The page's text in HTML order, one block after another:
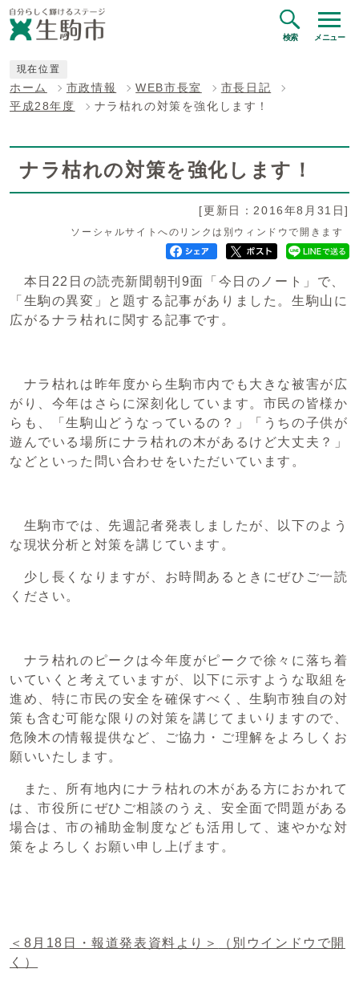
検索 メニュー
現在位置
ホーム 市政情報 WEB市長室
市長日記
平成28年度
ナラ枯れの対策を強化します！
ナラ枯れの対策を強化します！
[更新日：2016年8月31日]
ソーシャルサイトへのリンクは別ウィンドウで開きます
本日22日の読売新聞朝刊9面「今日のノート」で、
「生駒の異変」と題する記事がありました。生駒山に
広がるナラ枯れに関する記事です。
ナラ枯れは昨年度から生駒市内でも大きな被害が広
がり、今年はさらに深刻化しています。市民の皆様か
らも、「生駒山どうなっているの？」「うちの子供が
遊んでいる場所にナラ枯れの木があるけど大丈夫？」
などといった問い合わせをいただいています。
生駒市では、先週記者発表しましたが、以下のよう
な現状分析と対策を講じています。
少し長くなりますが、お時間あるときにぜひご一読
ください。
ナラ枯れのピークは今年度がピークで徐々に落ち着
いていくと考えていますが、以下に示すような取組を
進め、特に市民の安全を確保すべく、生駒市独自の対
策も含む可能な限りの対策を講じてまいりますので、
危険木の情報提供など、ご協力・ご理解をよろしくお
願いいたします。
また、所有地内にナラ枯れの木がある方におかれて
は、市役所にぜひご相談のうえ、安全面で問題がある
場合は、市の補助金制度なども活用して、速やかな対
策をよろしくお願い申し上げます。
＜8月18日・報道発表資料より＞
（別ウインドウで開
く）